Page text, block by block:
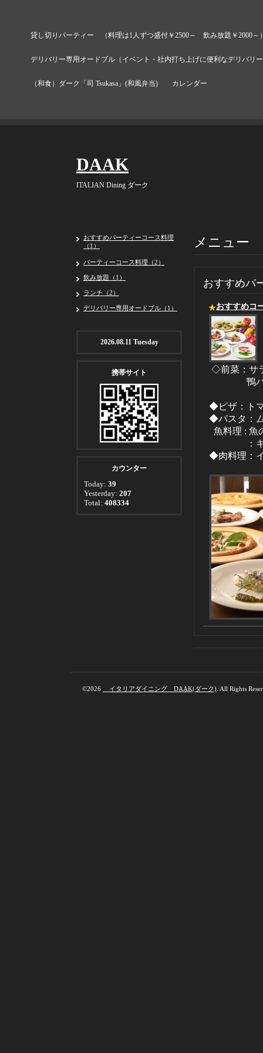
貸し切りパーティー （料理は1人ずつ盛付￥2500～ 飲み放題￥2000～
デリバリー専用オードブル（イベント・社内打ち上げに便利なデリバリ
（和食）ダーク「司 Tsukasa」(和風弁当) カレンダー
DAAK
ITALIAN Dining ダーク
メニュー
おすすめパ
おすすめコ
◇前菜：サ
鴨パスト
◆ピザ：ト
◆パスタ：
魚料理 : 魚
：キャ
◆肉料理：
おすすめパーティーコース料理
（1）
パーティーコース料理（2）
飲み放題（1）
ランチ（2）
デリバリー専用オードブル（1）
2026.08.11 Tuesday
携帯サイト
カウンター
Today: 39
Yesterday: 207
Total: 408334
©2026 イタリアダイニング DAAK(ダーク) . All Rights